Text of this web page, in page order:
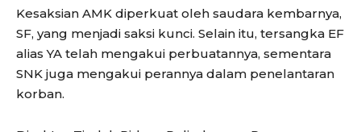
Kesaksian AMK diperkuat oleh saudara kembarnya,
SF, yang menjadi saksi kunci. Selain itu, tersangka EF
alias YA telah mengakui perbuatannya, sementara
SNK juga mengakui perannya dalam penelantaran
korban.